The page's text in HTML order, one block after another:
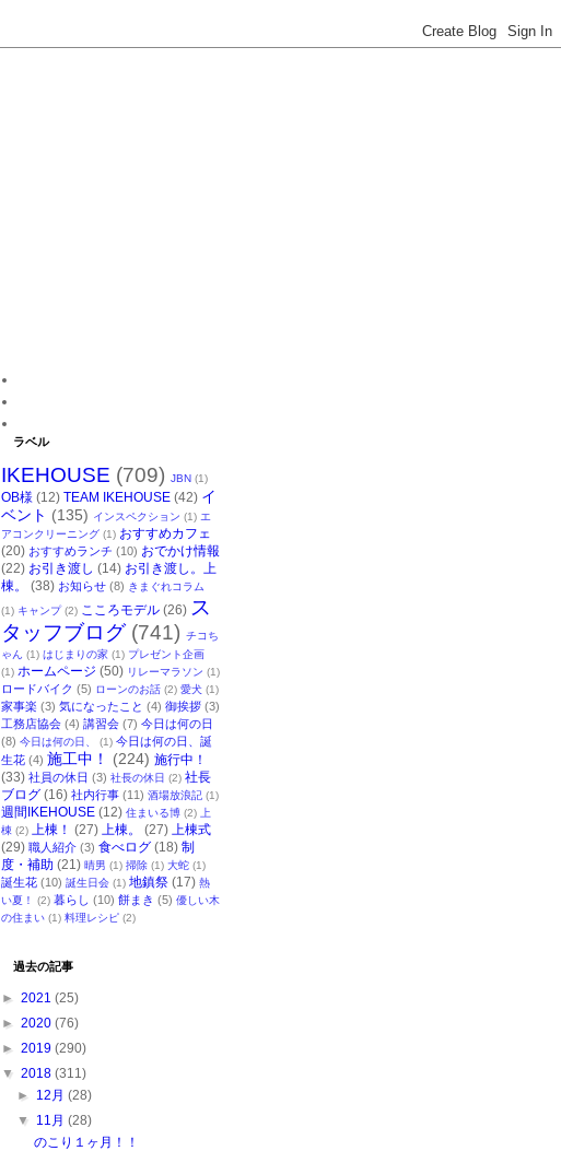
ラベル
IKEHOUSE (709) JBN (1)
OB様 (12) TEAM IKEHOUSE (42) イ
ベント (135) インスペクション (1) エ
アコンクリーニング (1) おすすめカフェ
(20) おすすめランチ (10) おでかけ情報
(22) お引き渡し (14) お引き渡し。上
棟。
(38) お知らせ (8) きまぐれコラム
(1) キャンプ (2) こころモデル (26) ス
タッフブログ (741) チコち
ゃん
(1) はじまりの家 (1) プレゼント企画
(1) ホームページ (50) リレーマラソン (1)
ロードバイク (5) ローンのお話 (2) 愛犬 (1)
家事楽 (3) 気になったこと (4) 御挨拶 (3)
工務店協会 (4) 講習会 (7) 今日は何の日
(8) 今日は何の日、 (1) 今日は何の日、誕
生花 (4) 施工中！ (224) 施行中！
(33) 社員の休日 (3) 社長の休日 (2) 社長
ブログ (16) 社内行事 (11) 酒場放浪記 (1)
週間IKEHOUSE (12) 住まいる博 (2)
上
棟 (2) 上棟！ (27) 上棟。 (27) 上棟式
(29) 職人紹介 (3) 食べログ (18) 制
度・補助 (21) 晴男 (1) 掃除 (1) 大蛇 (1)
誕生花 (10) 誕生日会 (1) 地鎮祭 (17) 熱
い夏！
(2) 暮らし (10) 餅まき (5) 優しい木
の住まい (1) 料理レシピ (2)
過去の記事
► 2021 (25)
► 2020 (76)
► 2019 (290)
▼ 2018 (311)
► 12月 (28)
▼
11月 (28)
のこり１ヶ月！！